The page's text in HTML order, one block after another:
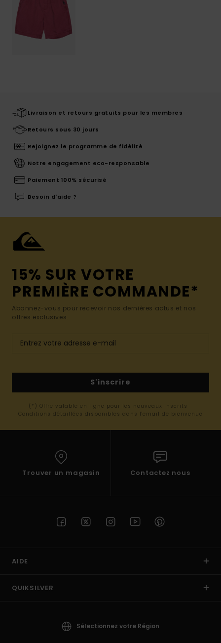
Livraison et retours gratuits pour les membres
Retours sous 30 jours
Rejoignez le programme de fidélité
Notre engagement eco-responsable
Paiement 100% sécurisé
Besoin d'aide ?
15% SUR VOTRE
PREMIÈRE COMMANDE*
Abonnez-vous pour recevoir nos dernières actus et nos
offres exclusives.
S'inscrire
(*) Offre valable en ligne pour les nouveaux inscrits -
Conditions détaillées disponibles dans l'email de bienvenue
Trouver un magasin Contactez nous
AIDE
QUIKSILVER
Sélectionnez votre Région